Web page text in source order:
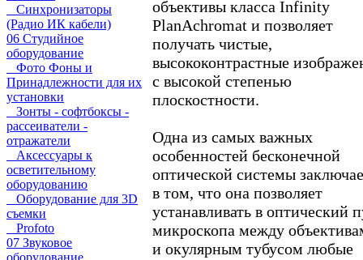
Синхронизаторы
(Радио ИК кабели)
06 Студийное
оборудование
Фото Фоны и
Принадлежности для их
установки
Зонты - софтбоксы -
рассеиватели -
отражатели
Аксессуары к
осветительному
оборудованию
Оборудование для 3D
съемки
Profoto
07 Звуковое
оборудование
объективы класса Infinity
PlanAchromat и позволяет
получать чистые,
высококонтрастные
с высокой степенью
плоскостности.
Одна из самых важных
особенностей бесконечной
оптической системы
в том, что она позволяет
устанавливать в оптический
микроскопа между
и окулярным тубусом любые